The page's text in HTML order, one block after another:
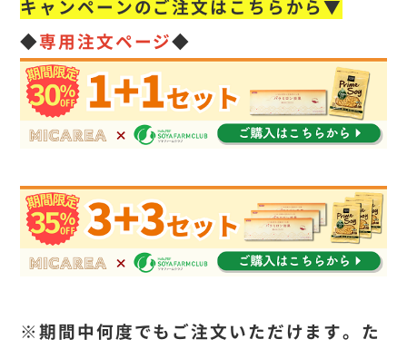
キャンペーンのご注文はこちらから▼
◆専用注文ページ◆
※期間中何度でもご注文いただけます。た